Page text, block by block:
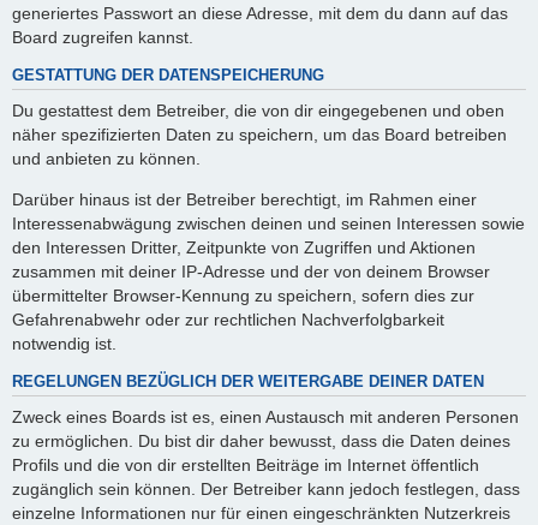
generiertes Passwort an diese Adresse, mit dem du dann auf das
Board zugreifen kannst.
GESTATTUNG DER DATENSPEICHERUNG
Du gestattest dem Betreiber, die von dir eingegebenen und oben
näher spezifizierten Daten zu speichern, um das Board betreiben
und anbieten zu können.
Darüber hinaus ist der Betreiber berechtigt, im Rahmen einer
Interessenabwägung zwischen deinen und seinen Interessen sowie
den Interessen Dritter, Zeitpunkte von Zugriffen und Aktionen
zusammen mit deiner IP-Adresse und der von deinem Browser
übermittelter Browser-Kennung zu speichern, sofern dies zur
Gefahrenabwehr oder zur rechtlichen Nachverfolgbarkeit
notwendig ist.
REGELUNGEN BEZÜGLICH DER WEITERGABE DEINER DATEN
Zweck eines Boards ist es, einen Austausch mit anderen Personen
zu ermöglichen. Du bist dir daher bewusst, dass die Daten deines
Profils und die von dir erstellten Beiträge im Internet öffentlich
zugänglich sein können. Der Betreiber kann jedoch festlegen, dass
einzelne Informationen nur für einen eingeschränkten Nutzerkreis